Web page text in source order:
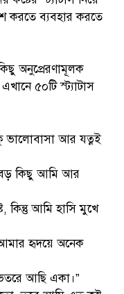
করতে ব্যবহার করতে
অনুপ্রেরণামূলক
৫০টি স্ট্যাটাস
আর যত্নই
বড় কিছু আমি আর
আমি হাসি মুখে
হৃদয়ে অনেক
আছি একা।”